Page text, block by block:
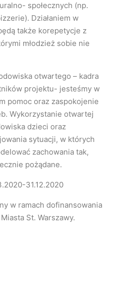
społecznych (np.
Działaniem w
także korepetycje z
młodzież sobie nie
otwartego – kadra
projektu- jesteśmy w
pomoc oraz zaspokojenie
Wykorzystanie otwartej
dzieci oraz
sytuacji, w których
zachowania tak,
pożądane.
31.12.2020
w ramach dofinansowania
St. Warszawy.